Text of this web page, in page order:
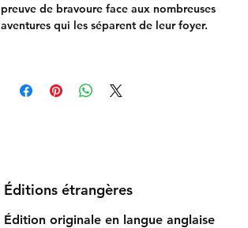
preuve de bravoure face aux nombreuses
aventures qui les séparent de leur foyer.
Éditions étrangères
Édition originale en langue anglaise